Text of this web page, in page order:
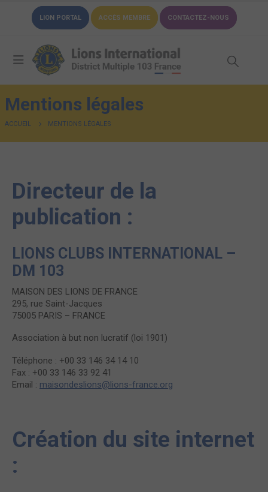
LION PORTAL ACCÈS MEMBRE CONTACTEZ-NOUS
Mentions légales
ACCUEIL MENTIONS LÉGALES
Directeur de la
publication :
LIONS CLUBS INTERNATIONAL –
DM 103
MAISON DES LIONS DE FRANCE
295, rue Saint-Jacques
75005 PARIS – FRANCE
Association à but non lucratif (loi 1901)
Téléphone : +00 33 146 34 14 10
Fax : +00 33 146 33 92 41
Email : maisondeslions@lions-france.org
Création du site internet
: